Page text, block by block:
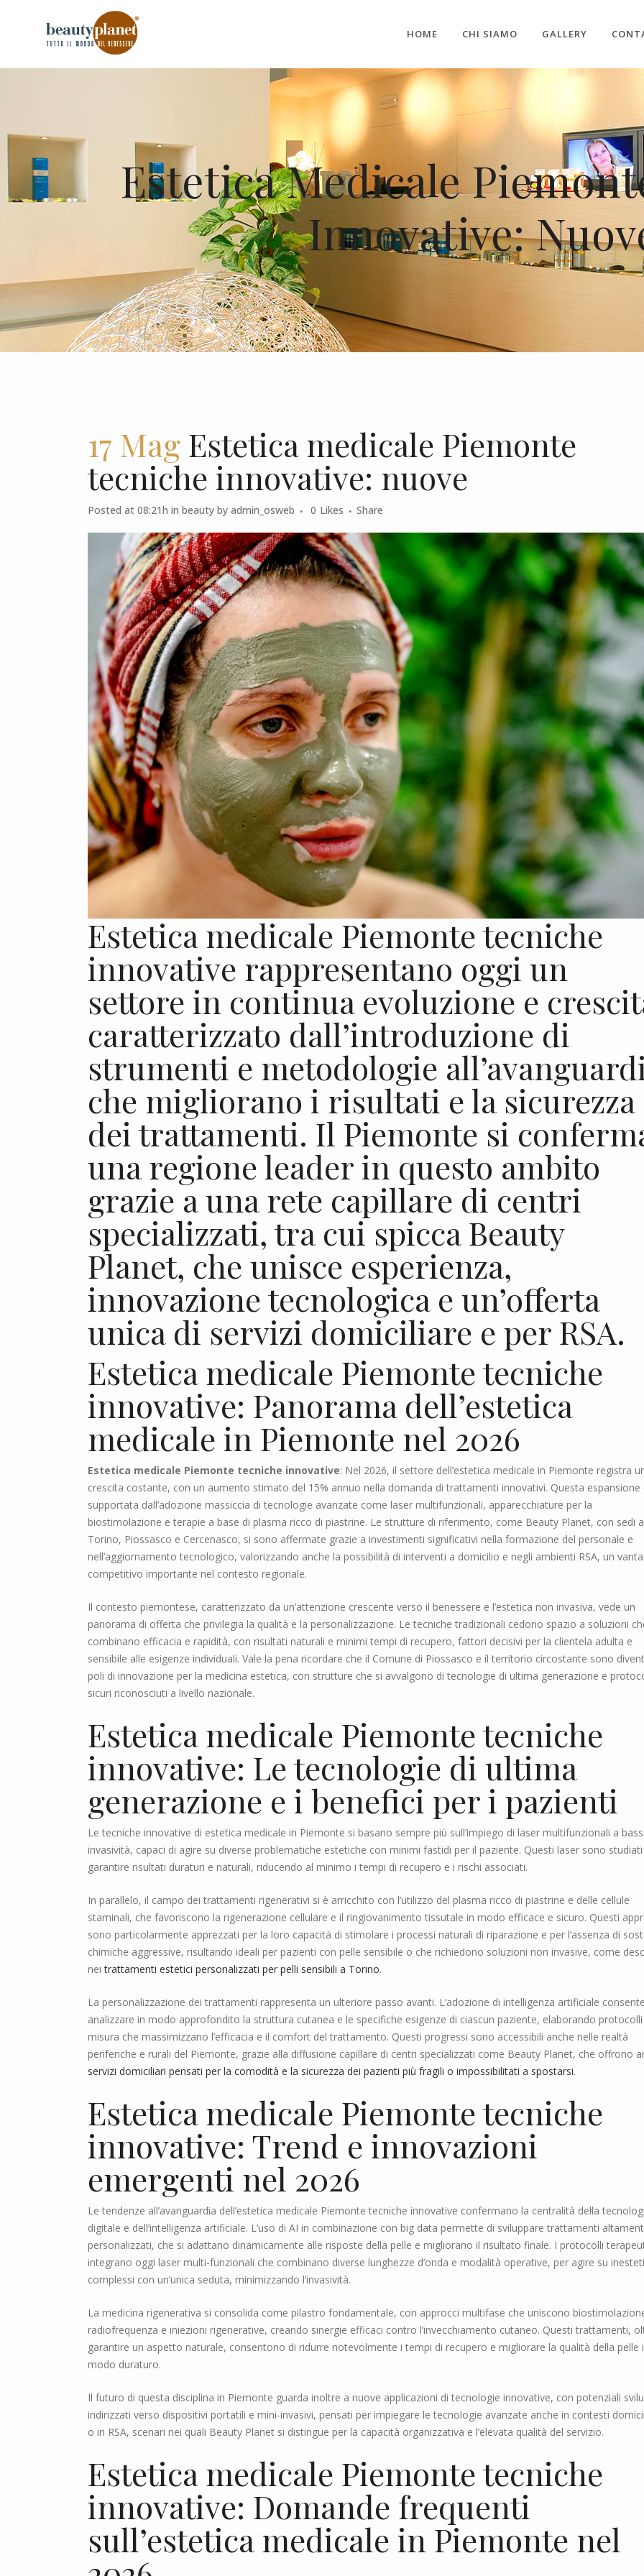
HOME CHI SIAMO GALLERY
Estetica Medicale
Innovative:
17 Mag Estetica medicale Piemonte
tecniche innovative: nuove
Posted at 08:21h in beauty by admin_osweb 0 Likes Share
Estetica medicale Piemonte tecniche
innovative rappresentano oggi un
settore in continua evoluzione e
caratterizzato dall’introduzione di
strumenti e metodologie
che migliorano i risultati e la sicurezza
dei trattamenti. Il Piemonte si
una regione leader in questo ambito
grazie a una rete capillare di centri
specializzati, tra cui spicca Beauty
Planet, che unisce esperienza,
innovazione tecnologica e un’offerta
unica di servizi domiciliare e per RSA.
Estetica medicale Piemonte tecniche
innovative: Panorama dell’estetica
medicale in Piemonte nel 2026
Estetica medicale Piemonte tecniche innovative: Nel 2026, il settore dell’estetica medicale in Piemonte registra
crescita costante, con un aumento stimato del 15% annuo nella domanda di trattamenti innovativi. Questa espansione
supportata dall’adozione massiccia di tecnologie avanzate come laser multifunzionali, apparecchiature per la
biostimolazione e terapie a base di plasma ricco di piastrine. Le strutture di riferimento, come Beauty Planet, con sedi a
Torino, Piossasco e Cercenasco, si sono affermate grazie a investimenti significativi nella formazione del personale e
nell’aggiornamento tecnologico, valorizzando anche la possibilità di interventi a domicilio e negli ambienti RSA, un
competitivo importante nel contesto regionale.
Il contesto piemontese, caratterizzato da un’attenzione crescente verso il benessere e l’estetica non invasiva, vede un
panorama di offerta che privilegia la qualità e la personalizzazione. Le tecniche tradizionali cedono spazio a soluzioni
combinano efficacia e rapidità, con risultati naturali e minimi tempi di recupero, fattori decisivi per la clientela adulta e
sensibile alle esigenze individuali. Vale la pena ricordare che il Comune di Piossasco e il territorio circostante sono
poli di innovazione per la medicina estetica, con strutture che si avvalgono di tecnologie di ultima generazione e
sicuri riconosciuti a livello nazionale.
Estetica medicale Piemonte tecniche
innovative: Le tecnologie di ultima
generazione e i benefici per i pazienti
Le tecniche innovative di estetica medicale in Piemonte si basano sempre più sull’impiego di laser multifunzionali a
invasività, capaci di agire su diverse problematiche estetiche con minimi fastidi per il paziente. Questi laser sono
garantire risultati duraturi e naturali, riducendo al minimo i tempi di recupero e i rischi associati.
In parallelo, il campo dei trattamenti rigenerativi si è arricchito con l’utilizzo del plasma ricco di piastrine e delle cellule
staminali, che favoriscono la rigenerazione cellulare e il ringiovanimento tissutale in modo efficace e sicuro. Questi
sono particolarmente apprezzati per la loro capacità di stimolare i processi naturali di riparazione e per l’assenza di
chimiche aggressive, risultando ideali per pazienti con pelle sensibile o che richiedono soluzioni non invasive, come
neitrattamenti estetici personalizzati per pelli sensibili a Torino.
La personalizzazione dei trattamenti rappresenta un ulteriore passo avanti. L’adozione di intelligenza artificiale
analizzare in modo approfondito la struttura cutanea e le specifiche esigenze di ciascun paziente, elaborando protocolli
misura che massimizzano l’efficacia e il comfort del trattamento. Questi progressi sono accessibili anche nelle realtà
periferiche e rurali del Piemonte, grazie alla diffusione capillare di centri specializzati come Beauty Planet, che offrono
servizi domiciliari pensati per la comodità e la sicurezza dei pazienti più fragili o impossibilitati a spostarsi.
Estetica medicale Piemonte tecniche
innovative: Trend e innovazioni
emergenti nel 2026
Le tendenze all’avanguardia dell’estetica medicale Piemonte tecniche innovative confermano la centralità della
digitale e dell’intelligenza artificiale. L’uso di AI in combinazione con big data permette di sviluppare trattamenti
personalizzati, che si adattano dinamicamente alle risposte della pelle e migliorano il risultato finale. I protocolli
integrano oggi laser multi-funzionali che combinano diverse lunghezze d’onda e modalità operative, per agire su
complessi con un’unica seduta, minimizzando l’invasività.
La medicina rigenerativa si consolida come pilastro fondamentale, con approcci multifase che uniscono
radiofrequenza e iniezioni rigenerative, creando sinergie efficaci contro l’invecchiamento cutaneo. Questi trattamenti,
garantire un aspetto naturale, consentono di ridurre notevolmente i tempi di recupero e migliorare la qualità della pelle
modo duraturo.
Il futuro di questa disciplina in Piemonte guarda inoltre a nuove applicazioni di tecnologie innovative, con potenziali
indirizzati verso dispositivi portatili e mini-invasivi, pensati per impiegare le tecnologie avanzate anche in contesti
o in RSA, scenari nei quali Beauty Planet si distingue per la capacità organizzativa e l’elevata qualità del servizio.
Estetica medicale Piemonte tecniche
innovative: Domande frequenti
sull’estetica medicale in Piemonte nel